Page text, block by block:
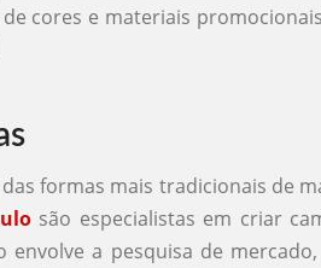
cores e materiais
formas mais tradicionais de
são especialistas em criar
a pesquisa de